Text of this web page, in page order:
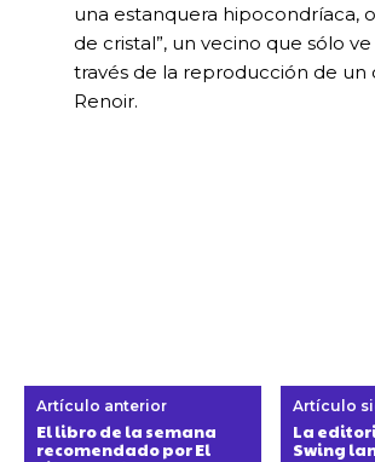
una estanquera hipocondríaca,
de cristal”, un vecino que sólo
través de la reproducción de un
Renoir.
Artículo anterior
El libro de la semana
recomendado por El
Artículo
La
Swing